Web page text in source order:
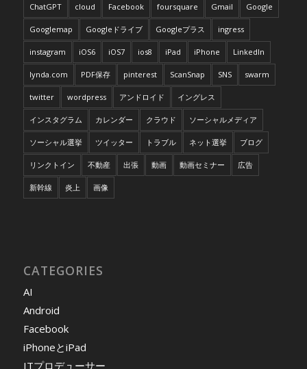
ChatGPT cloud Facebook foursquare Gmail Google
Googlemap Googleドライブ Googleプラス ingress
instagram iOS6 iOS7 ios8 iPad iPhone LinkedIn
lynda.com PDF保存 pinterest ScanSnap SNS swarm
twitter wordpress アンドロイド イングレス
インスタグラム カレンダー クラウド ソーシャルメディア
ソーシャル選挙 ツイッター トラブル ネット選挙 ブログ
リンクトイン 不動産 出張 動画 動画セミナー 広告
新幹線 炎上 画像
CATEGORIES
AI
Android
Facebook
iPhoneとiPad
ITプロデューサー